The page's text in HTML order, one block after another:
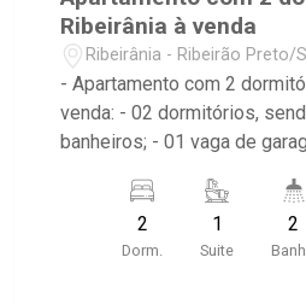
Ribeirânia à venda
Ribeirânia - Ribeirão Preto/
- Apartamento com 2
venda: - 02 dormitórios,
banheiros; - 01 vaga de
serviço; - Sacada gourmet; -
salão de festas e e área de
próximo a Unaerp, Hospital
2
Dorm.
1
Suite
2